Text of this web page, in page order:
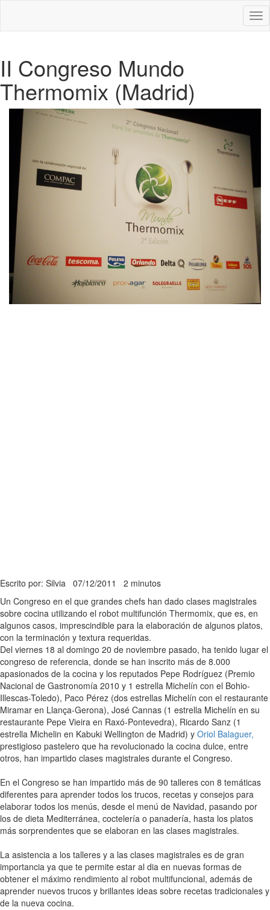
II Congreso Mundo
Thermomix (Madrid)
Escrito por: Silvia 07/12/2011 2 minutos
Un Congreso en el que grandes chefs han dado clases magistrales
sobre cocina utilizando el robot multifunción Thermomix, que es, en
algunos casos, imprescindible para la elaboración de algunos platos,
con la terminación y textura requeridas.
Del viernes 18 al domingo 20 de noviembre pasado, ha tenido lugar el
congreso de referencia, donde se han inscrito más de 8.000
apasionados de la cocina y los reputados Pepe Rodríguez (Premio
Nacional de Gastronomía 2010 y 1 estrella Michelín con el Bohio-
Illescas-Toledo), Paco Pérez (dos estrellas Michelín con el restaurante
Miramar en Llança-Gerona), José Cannas (1 estrella Michelín en su
restaurante Pepe Vieira en Raxó-Pontevedra), Ricardo Sanz (1
estrella Michelin en Kabuki Wellington de Madrid) y Oriol Balaguer,
prestigioso pastelero que ha revolucionado la cocina dulce, entre
otros, han impartido clases magistrales durante el Congreso.
En el Congreso se han impartido más de 90 talleres con 8 temáticas
diferentes para aprender todos los trucos, recetas y consejos para
elaborar todos los menús, desde el menú de Navidad, pasando por
los de dieta Mediterránea, coctelería o panadería, hasta los platos
más sorprendentes que se elaboran en las clases magistrales.
La asistencia a los talleres y a las clases magistrales es de gran
importancia ya que te permite estar al dia en nuevas formas de
obtener el máximo rendimiento al robot multifuncional, además de
aprender nuevos trucos y brillantes ideas sobre recetas tradicionales y
de la nueva cocina.